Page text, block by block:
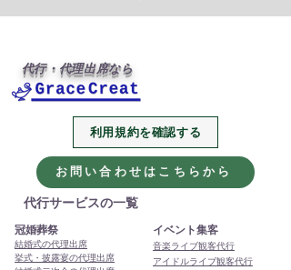
2026年、今年も代行・代
理出席サービスをよろし
くお願いします
代行・代理出席なら
利用規約を確認する
お問い合わせはこちらから
代行サービスの一覧
冠婚葬祭
結婚式の代理出席
挙式・披露宴の代理出席
イベント集客
音楽ライブ観客代行
アイドルライブ観客代行